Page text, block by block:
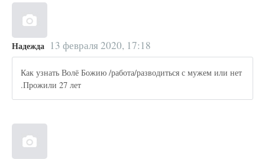
Надежда 13 февраля 2020, 17:18
Как узнать Волё Божию /работа/разводиться с мужем или нет
.Прожили 27 лет